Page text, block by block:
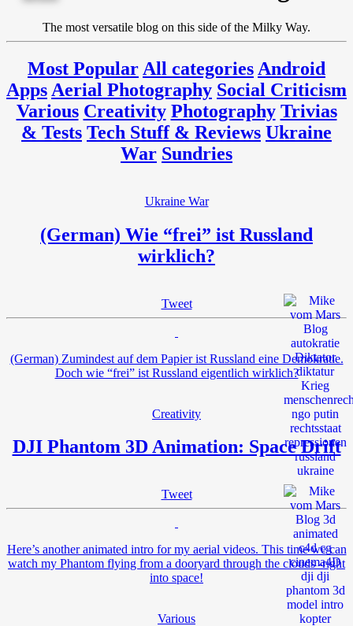
The most versatile blog on this side of the Milky Way.
Most Popular All categories Android
Apps Aerial Photography Social Criticism
Various Creativity Photography Trivias
& Tests Tech Stuff & Reviews Ukraine
War Sundries
Ukraine War
(German) Wie “frei” ist Russland
wirklich?
Tweet
(German) Zumindest auf dem Papier ist Russland eine Demokratie.
Doch wie “frei” ist Russland eigentlich wirklich?
Creativity
DJI Phantom 3D Animation: Space Drift
Tweet
Here’s another animated intro for my aerial videos. This time we can
watch my Phantom flying from a dooryard through the clouds -right
into space!
Various